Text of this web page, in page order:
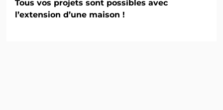
Tous vos projets sont possibles avec
l’extension d’une maison !